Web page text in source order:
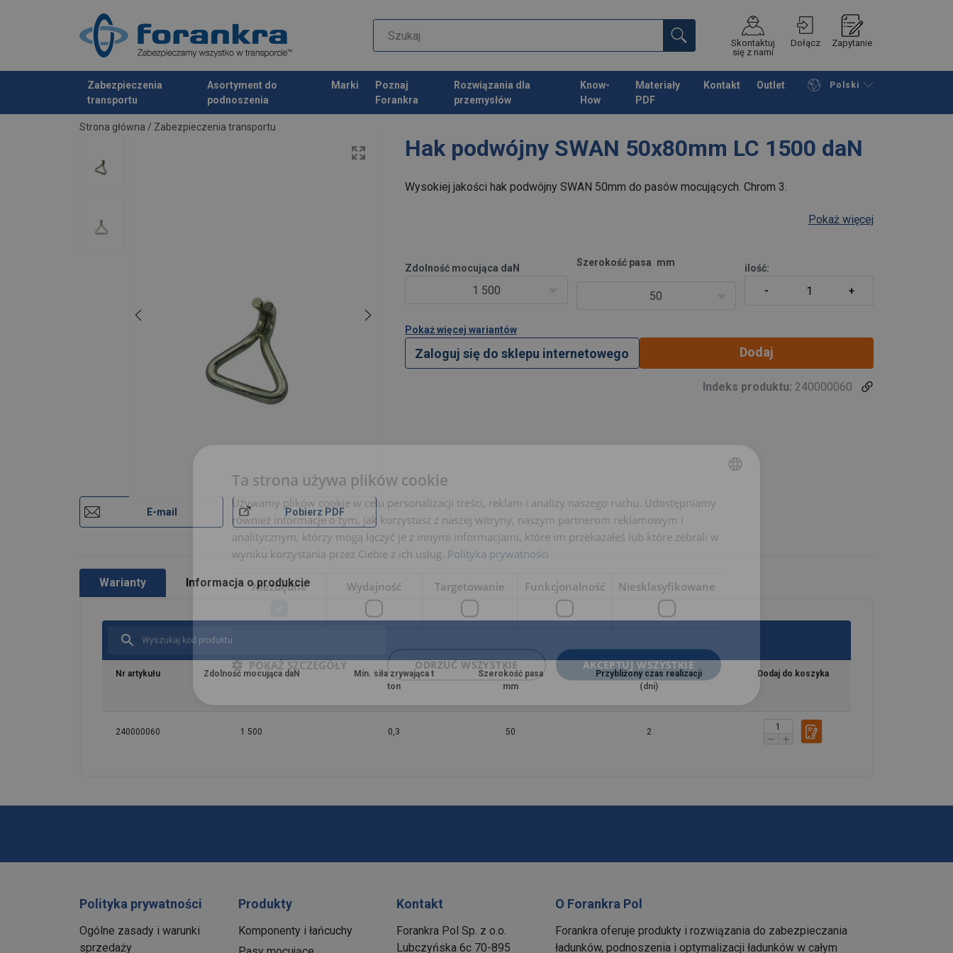
Skontaktuj
się z nami
Dołącz Zapytanie
Zabezpieczenia
transportu
Asortyment do
podnoszenia
Marki
Poznaj
Forankra
Rozwiązania dla
przemysłów
Know-
How
Materiały
PDF
Kontakt Outlet Polski
Dodano do zapytania Przeglądaj katalog Podsumowanie
Strona główna / Zabezpieczenia transportu
Hak podwójny SWAN 50x80mm LC 1500 daN
E-mail Pobierz PDF
Wysokiej jakości hak podwójny SWAN 50mm do pasów mocujących. Chrom 3.
Pokaż więcej
Zdolność mocująca daN
1 500
Szerokość pasa mm
50
ilość:
Pokaż więcej wariantów
Zaloguj się do sklepu internetowego Dodaj
Indeks produktu: 240000060
Warianty Informacja o produkcie
Nr artykułu Zdolność mocująca daN
Min. siła zrywająca t
ton
Szerokość pasa
mm
Przybliżony czas realizacji
(dni)
Dodaj do koszyka
240000060 1 500 0,3 50 2
Materiał:
Znakowanie:
Zakończenie:
standard:
Polityka prywatności
Ogólne zasady i warunki
sprzedaży
Produkty
Komponenty i łańcuchy
Kontakt
Forankra Pol Sp. z o.o.
Lubczyńska 6c 70-895
O Forankra Pol
Forankra oferuje produkty i rozwiązania do zabezpieczania
ładunków, podnoszenia i optymalizacji ładunków w całym
POLISH
ENGLISH TRANSLATION
Ta strona używa plików cookie
Używamy plików cookie w celu personalizacji treści, reklam i analizy naszego ruchu. Udostępniamy
również informacje o tym, jak korzystasz z naszej witryny, naszym partnerom reklamowym i
analitycznym, którzy mogą łączyć je z innymi informacjami, które im przekazałeś lub które zebrali w
wyniku korzystania przez Ciebie z ich usług. Polityka prywatności
Niezbędne Wydajność Targetowanie Funkcjonalność Niesklasyfikowane
AKCEPTUJ WSZYSTKIE
ODRZUĆ WSZYSTKIE
POKAŻ SZCZEGÓŁY